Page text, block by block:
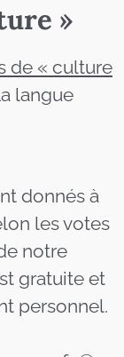
»
de « culture
langue
donnés à
les votes
notre
gratuite et
personnel.